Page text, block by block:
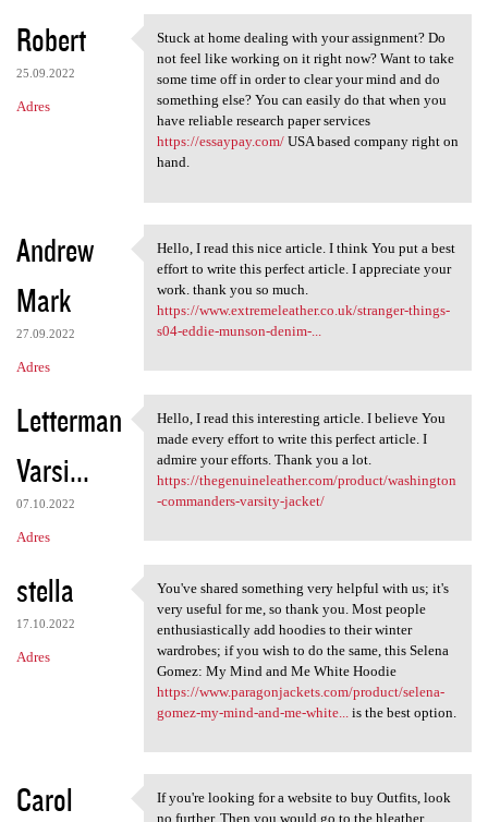
Robert
25.09.2022
Adres
Stuck at home dealing with
Stuck at home dealing with your assignment? Do
not feel like working on it right now? Want to take
some time off in order to clear your mind and do
something else? You can easily do that when you
have reliable research paper services
https://essaypay.com/USA based company right on
hand.
Andrew
Mark
27.09.2022
Adres
Hello, I read this nice
Hello, I read this nice article. I think You put a best
effort to write this perfect article. I appreciate your
work. thank you so much.
https://www.extremeleather.co.uk/stranger-things-
s04-eddie-munson-denim-...
Letterman
Varsi...
07.10.2022
Adres
Hello, I read this
Hello, I read this interesting article. I believe You
made every effort to write this perfect article. I
admire your efforts. Thank you a lot.
https://thegenuineleather.com/product/washington
-commanders-varsity-jacket/
stella
17.10.2022
Adres
You've shared something very
You've shared something very helpful with us; it's
very useful for me, so thank you. Most people
enthusiastically add hoodies to their winter
wardrobes; if you wish to do the same, this Selena
Gomez: My Mind and Me White Hoodie
https://www.paragonjackets.com/product/selena-
gomez-my-mind-and-me-white...
is the best option.
Carol
If you're looking for a
If you're looking for a website to buy Outfits, look
no further. Then you would go to the hleather